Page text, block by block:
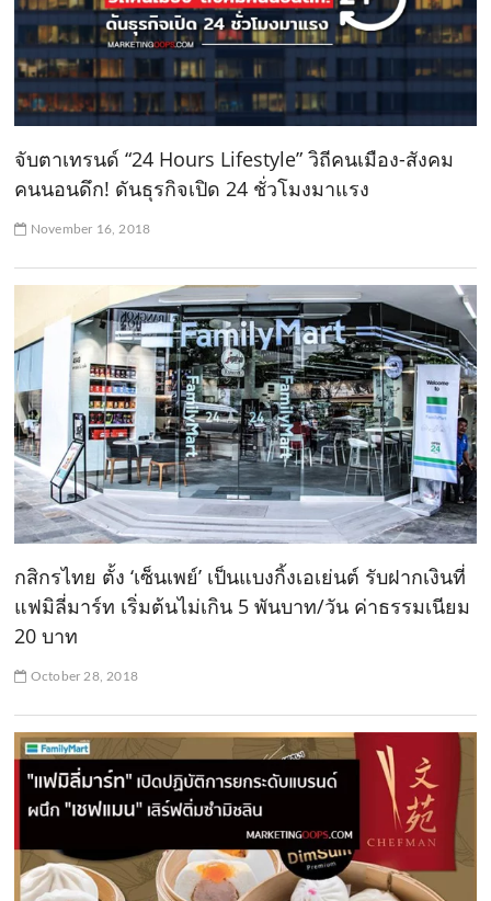
จับตาเทรนด์ “24 Hours Lifestyle” วิถีคนเมือง-สังคม
คนนอนดึก! ดันธุรกิจเปิด 24 ชั่วโมงมาแรง
November 16, 2018
กสิกรไทย ตั้ง ‘เซ็นเพย์’ เป็นแบงกิ้งเอเย่นต์ รับฝากเงินที่
แฟมิลี่มาร์ท เริ่มต้นไม่เกิน 5 พันบาท/วัน ค่าธรรมเนียม
20 บาท
October 28, 2018